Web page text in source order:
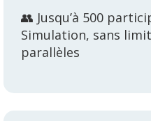
👥 Jusqu’à 500
Simulation, sans
parallèles